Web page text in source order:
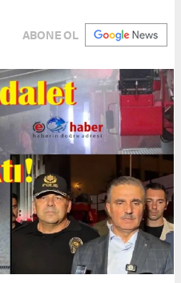
ABONE OL